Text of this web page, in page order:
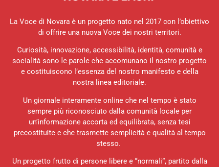
La Voce di Novara è un progetto nato nel 2017 con l’obiettivo
di offrire una nuova Voce dei nostri territori.
Curiosità, innovazione, accessibilità, identità, comunità e
socialità sono le parole che accomunano il nostro progetto
e costituiscono l’essenza del nostro manifesto e della
nostra linea editoriale.
Un giornale interamente online che nel tempo è stato
sempre più riconosciuto dalla comunità locale per
un’informazione accorta ed equilibrata, senza tesi
precostituite e che trasmette semplicità e qualità al tempo
stesso.
Un progetto frutto di persone libere e “normali”, partito dalla